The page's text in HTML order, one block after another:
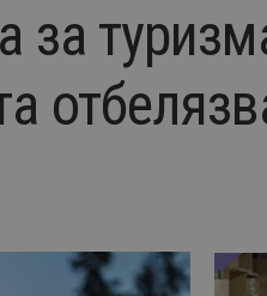
за